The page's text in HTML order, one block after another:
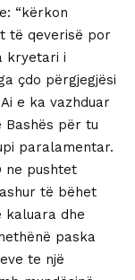
“kërkon
të qeverisë por
kryetari i
çdo përgjegjësi
e ka vazhduar
Bashës për tu
paralamentar.
ne pushtet
të bëhet
kaluara dhe
paska
te një